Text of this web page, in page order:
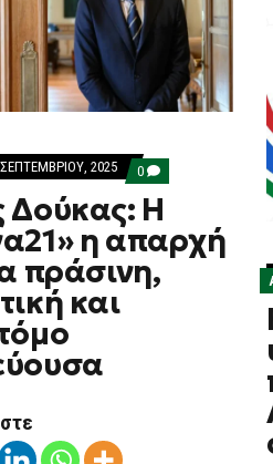
2025 0 COMMENTS
ON
ΧΆΡΗΣ
ΔΟΎΚΑΣ:
Η
«ΑΘΉΝΑ21»
Η
ΑΠΑΡΧΉ
Δούκας: Η
η απαρχή
πράσινη,
και